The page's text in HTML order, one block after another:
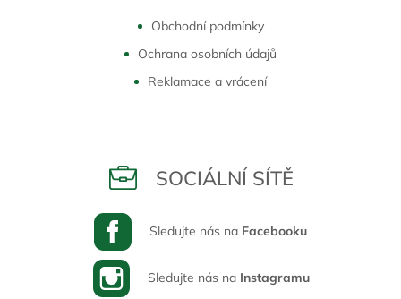
Obchodní podmínky
Ochrana osobních údajů
Reklamace a vrácení
SOCIÁLNÍ SÍTĚ
Sledujte nás na Facebooku
Sledujte nás na Instagramu